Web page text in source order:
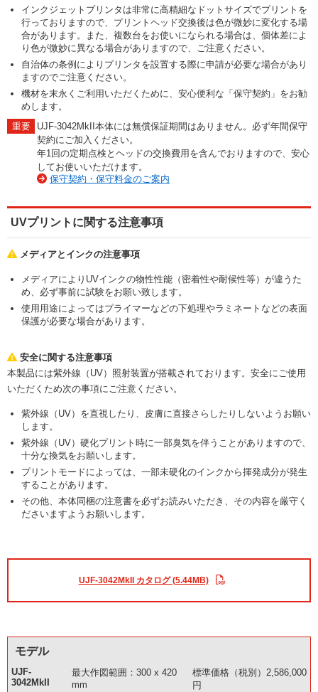
インクジェットプリンタは非常に高精細なドットサイズでプリントを
行っておりますので、プリントヘッド交換後は色が微妙に変化する場
合があります。また、複数台をお使いになられる場合は、個体差によ
り色が微妙に異なる場合がありますので、ご注意ください。
自治体の条例によりプリンタを設置する際に申請が必要な場合があり
ますのでご注意ください。
機材を末永くご利用いただくために、安心便利な「保守契約」をお勧
めします。
UJF-3042MkII本体には無償保証期間はありません。必ず年間保守
契約にご加入ください。
年1回の定期点検とヘッドの交換費用を含んでおりますので、安心
してお使いいただけます。
保守契約・保守料金のご案内
UVプリントに関する注意事項
メディアとインクの注意事項
メディアによりUVインクの物性性能（密着性や耐候性等）が違うた
め、必ず事前に試験をお願い致します。
使用用途によってはプライマーなどの下処理やラミネートなどの表面
保護が必要な場合があります。
安全に関する注意事項
本製品には紫外線（UV）照射装置が搭載されております。安全にご使用
いただくため次の事項にご注意ください。
紫外線（UV）を直視したり、皮膚に直接さらしたりしないようお願い
します。
紫外線（UV）硬化プリント時に一部臭気を伴うことがありますので、
十分な換気をお願いします。
プリントモードによっては、一部未硬化のインクから揮発成分が発生
することがあります。
その他、本体同梱の注意書を必ずお読みいただき、その内容を厳守く
ださいますようお願いします。
UJF-3042MkII カタログ (5.44MB)
モデル
UJF-
3042MkII
最大作図範囲：300 x 420
mm
標準価格（税別）2,586,000
円